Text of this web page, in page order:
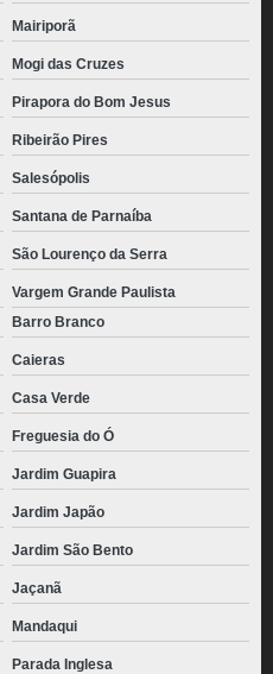
Mairiporã
Mogi das Cruzes
Pirapora do Bom Jesus
Ribeirão Pires
Salesópolis
Santana de Parnaíba
São Lourenço da Serra
Vargem Grande Paulista
Barro Branco
Caieras
Casa Verde
Freguesia do Ó
Jardim Guapira
Jardim Japão
Jardim São Bento
Jaçanã
Mandaqui
Parada Inglesa